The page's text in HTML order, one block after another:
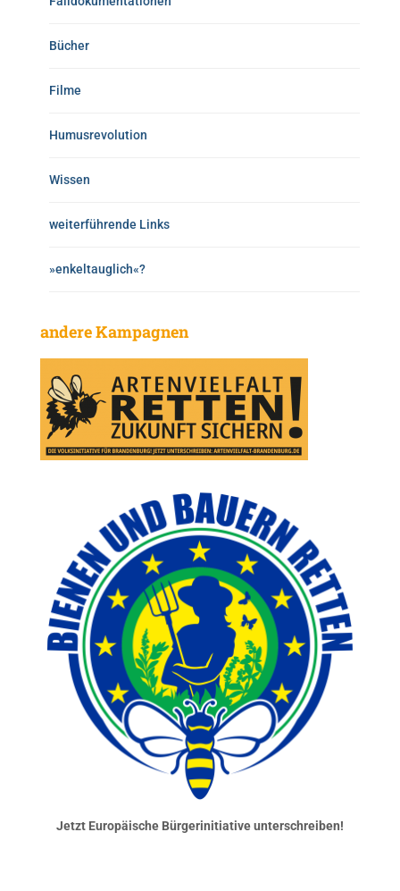
Bücher
Filme
Humusrevolution
Wissen
weiterführende Links
»enkeltauglich«?
andere Kampagnen
Jetzt Europäische Bürgerinitiative unterschreiben!